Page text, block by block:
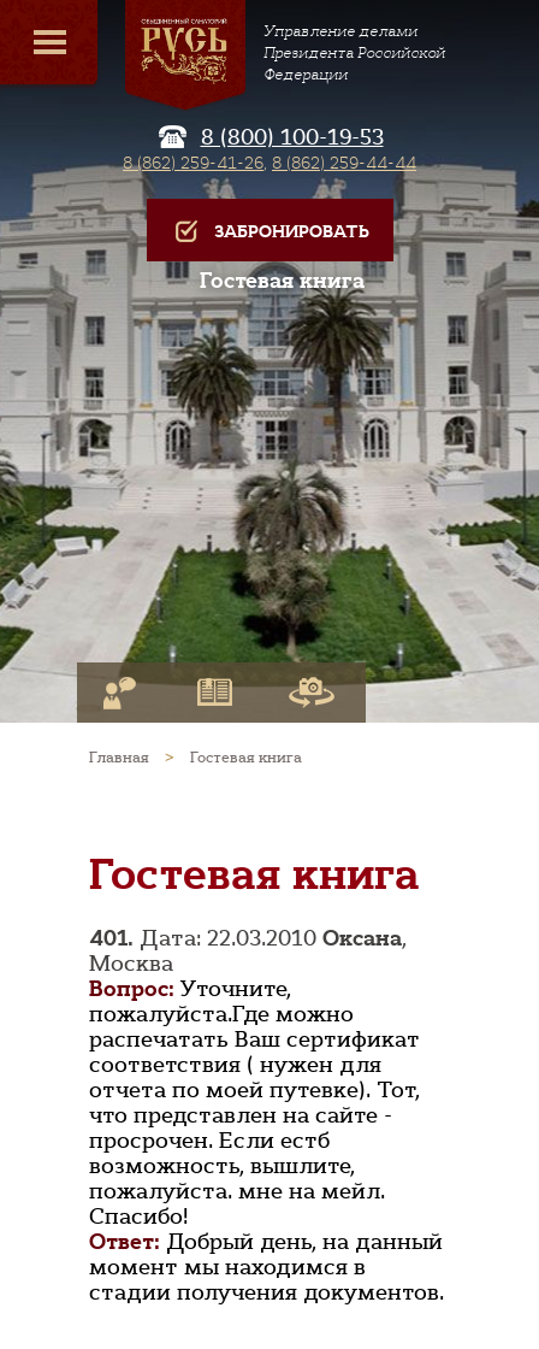
Управление делами
Президента Российской
Федерации
8 (800) 100-19-53
8 (862) 259-41-26, 8 (862) 259-44-44
ЗАБРОНИРОВАТЬ
Гостевая книга
Главная > Гостевая книга
Гостевая книга
401. Дата: 22.03.2010 Оксана,
Москва
Вопрос: Уточните,
пожалуйста.Где можно
распечатать Ваш сертификат
соответствия ( нужен для
отчета по моей путевке). Тот,
что представлен на сайте -
просрочен. Если естб
возможность, вышлите,
пожалуйста. мне на мейл.
Спасибо!
Ответ: Добрый день, на данный
момент мы находимся в
стадии получения документов.